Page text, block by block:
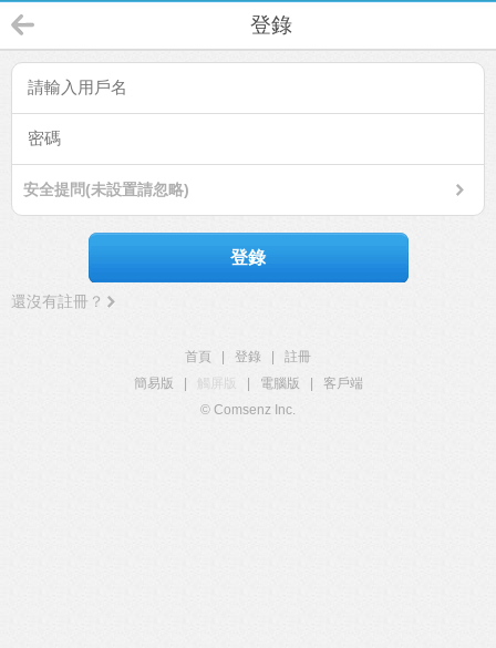
登錄
安全提問(未設置請忽略)
登錄
還沒有註冊？
首頁 登錄
註冊
簡易版
觸屏版 電腦版
客戶端
© Comsenz Inc.